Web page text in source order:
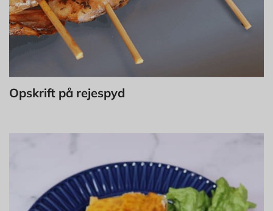
Opskrift på rejespyd